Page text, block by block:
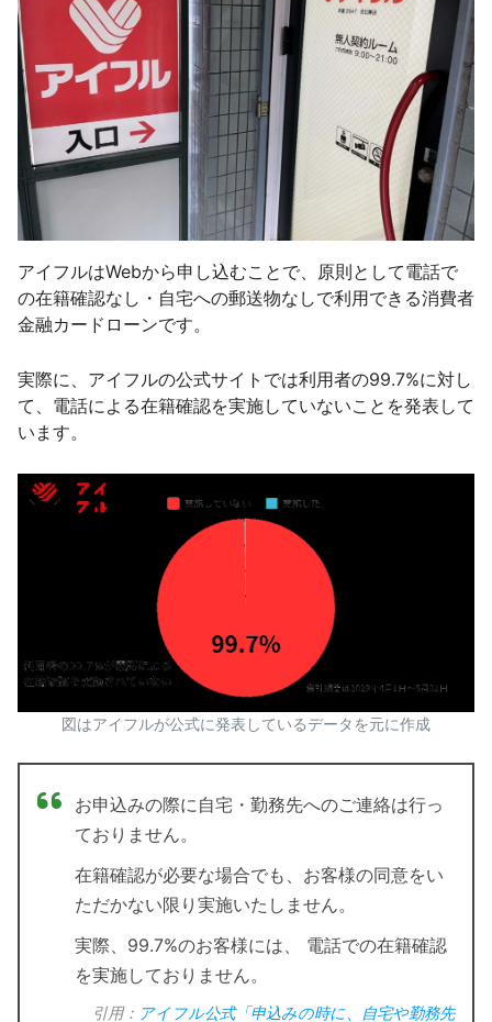
アイフルはWebから申し込むことで、原則として電話で
の在籍確認なし・自宅への郵送物なしで利用できる消費者
金融カードローンです。
実際に、アイフルの公式サイトでは利用者の99.7%に対し
て、電話による在籍確認を実施していないことを発表して
います。
図はアイフルが公式に発表しているデータを元に作成
お申込みの際に自宅・勤務先へのご連絡は行っ
ておりません。
在籍確認が必要な場合でも、お客様の同意をい
ただかない限り実施いたしません。
実際、99.7%のお客様には、 電話での在籍確認
を実施しておりません。
引用： アイフル公式「申込みの時に、自宅や勤務先